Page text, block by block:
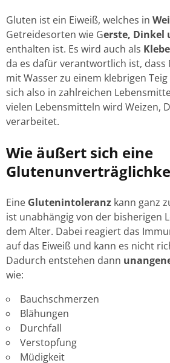
Gluten ist ein Eiweiß, welches in
Getreidesorten wie Gerste, Dinkel
enthalten ist. Es wird auch als
da es dafür verantwortlich ist,
mit Wasser zu einem klebrigen
sich also in zahlreichen
vielen Lebensmitteln wird Weizen,
verarbeitet.
Wie äußert sich eine
Eine Glutenintoleranz kann ganz
ist unabhängig von der bisherigen
dem Alter. Dabei reagiert das
auf das Eiweiß und kann es nicht
Dadurch entstehen dann
wie:
Bauchschmerzen
Blähungen
Durchfall
Verstopfung
Müdigkeit